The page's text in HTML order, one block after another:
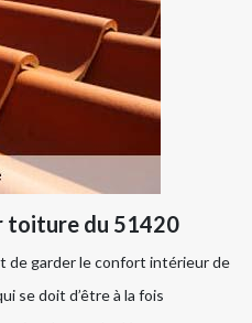
toiture du 51420
de garder le confort intérieur de
se doit d’être à la fois